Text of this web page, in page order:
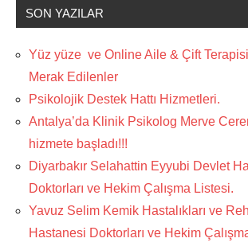
SON YAZILAR
Yüz yüze ve Online Aile & Çift
Merak Edilenler
Psikolojik Destek Hattı Hizmetleri.
Antalya’da Klinik Psikolog Merve
hizmete başladı!!!
Diyarbakır Selahattin Eyyubi Devlet
Doktorları ve Hekim Çalışma Listesi.
Yavuz Selim Kemik Hastalıkları ve
Hastanesi Doktorları ve Hekim